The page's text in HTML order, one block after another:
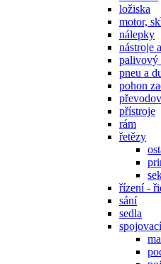
ložiska
motor,
nálepky
nástroje
palivový
pneu a
pohon
přístroje
rám
řetězy
řízení -
sání
sedla